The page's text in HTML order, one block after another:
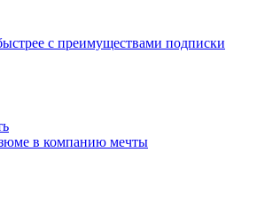
с преимуществами подписки
в компанию мечты